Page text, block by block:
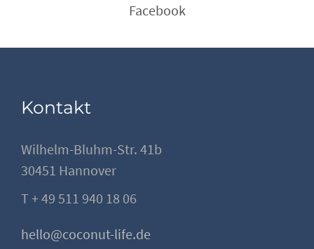
Facebook
Kontakt
Wilhelm-Bluhm-Str. 41b
30451 Hannover
T + 49 511 940 18 06
hello@coconut-life.de